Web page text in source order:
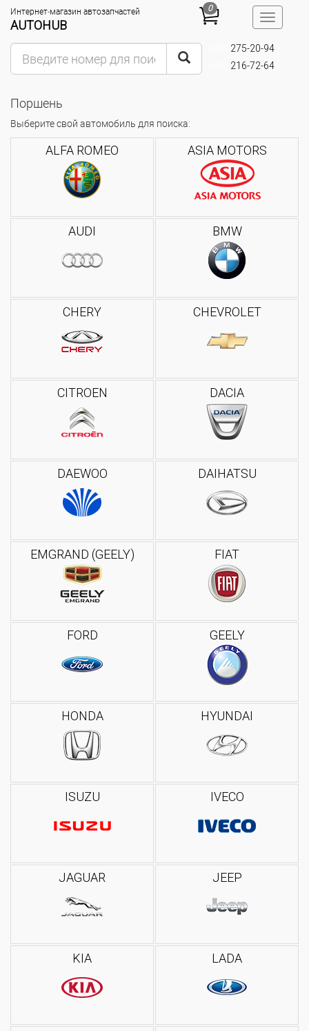
Toggle
0
Интернет-магазин автозапчастей
AUTOHUB
275-20-94
216-72-64
Поршень
Выберите свой автомобиль для поиска:
ALFA ROMEO ASIA MOTORS
AUDI BMW
CHERY CHEVROLET
CITROEN DACIA
DAEWOO DAIHATSU
EMGRAND (GEELY) FIAT
FORD GEELY
HONDA HYUNDAI
ISUZU IVECO
JAGUAR JEEP
KIA LADA